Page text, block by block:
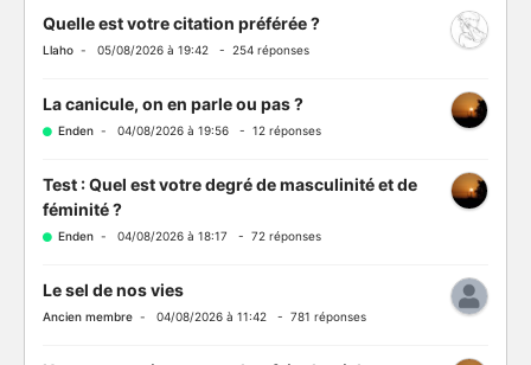
Quelle est votre citation préférée ?
Llaho - 05/08/2026 à 19:42 - 254 réponses
La canicule, on en parle ou pas ?
Enden - 04/08/2026 à 19:56 - 12 réponses
Test : Quel est votre degré de masculinité et de
féminité ?
Enden - 04/08/2026 à 18:17 - 72 réponses
Le sel de nos vies
Ancien membre - 04/08/2026 à 11:42 - 781 réponses